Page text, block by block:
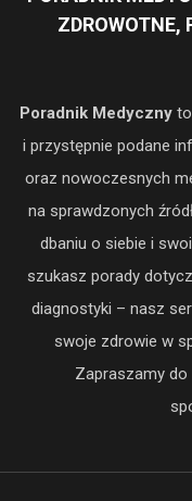
ZDROWOTNE,
Poradnik Medycznyto
i przystępnie podane
oraz nowoczesnych
na sprawdzonych
dbaniu o siebie i
szukasz porady
diagnostyki – nasz
swoje zdrowie w
Zapraszamy